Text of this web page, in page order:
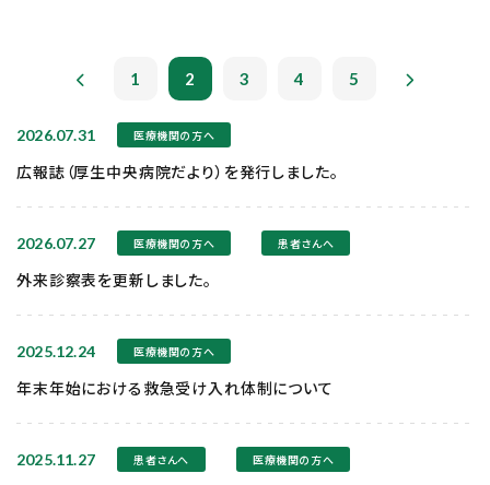
1 2 3 4 5
2026.07.31 医療機関の方へ
広報誌（厚生中央病院だより）を発行しました。
2026.07.27 医療機関の方へ 患者さんへ
外来診察表を更新しました。
2025.12.24 医療機関の方へ
年末年始における救急受け入れ体制について
2025.11.27 患者さんへ 医療機関の方へ